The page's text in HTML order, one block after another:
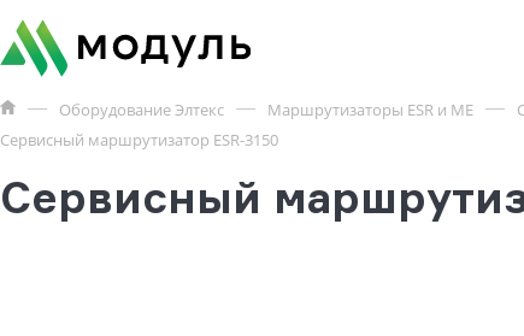
Оборудование Элтекс Маршрутизаторы ESR и ME
Сервисный маршрутизатор ESR-3150
Сервисный